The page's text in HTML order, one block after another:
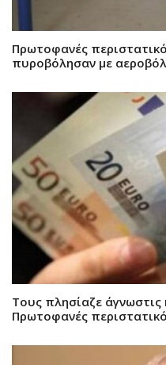
Πρωτοφανές
πυροβόλησαν με
Τους πλησίαζε άγνωστις
Πρωτοφανές